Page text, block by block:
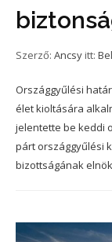
Szerző: Ancsy itt:
Országgyűlési
élet kioltására
jelentette be keddi
párt országgyűlési
bizottságának